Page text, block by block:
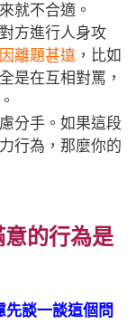
就不合適。
方進行人身攻
離題甚遠 ，比如
是在互相對罵，
分手。如果這段
行為，那麼你的
的行為是
談一談這個問